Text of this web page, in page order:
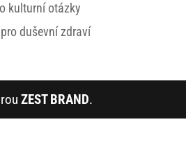
kulturní otázky
duševní zdraví
ZEST BRAND.